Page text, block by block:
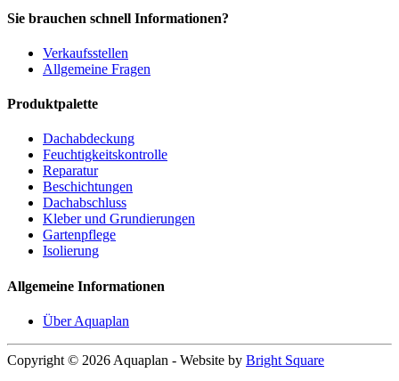
Sie brauchen schnell Informationen?
Verkaufsstellen
Allgemeine Fragen
Produktpalette
Dachabdeckung
Feuchtigkeitskontrolle
Reparatur
Beschichtungen
Dachabschluss
Kleber und Grundierungen
Gartenpflege
Isolierung
Allgemeine Informationen
Über Aquaplan
Copyright © 2026 Aquaplan - Website by Bright Square